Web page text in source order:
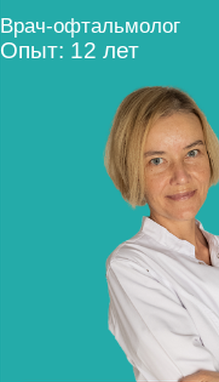
Врач-офтальмолог
Опыт: 12 лет